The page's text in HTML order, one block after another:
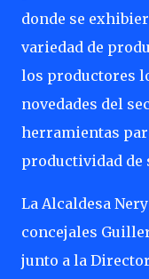
donde se
variedad de
los productores
novedades del
herramientas
productividad de
La Alcaldesa
concejales
junto a la